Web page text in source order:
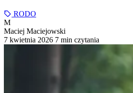
RODO
M
Maciej Maciejowski
7 kwietnia 2026 7 min czytania